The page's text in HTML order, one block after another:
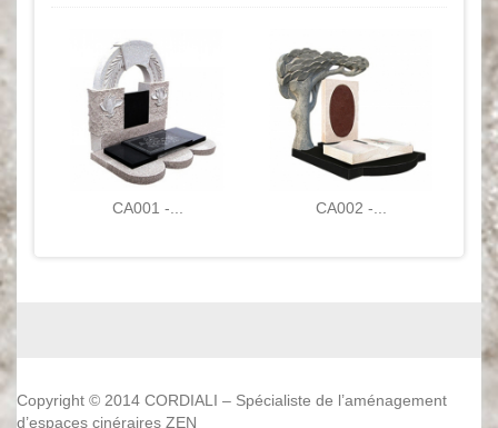
CA001 -... CA002 -...
Copyright © 2014 CORDIALI – Spécialiste de l’aménagement
d’espaces cinéraires ZEN